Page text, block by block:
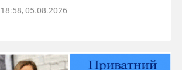
18:58, 05.08.2026